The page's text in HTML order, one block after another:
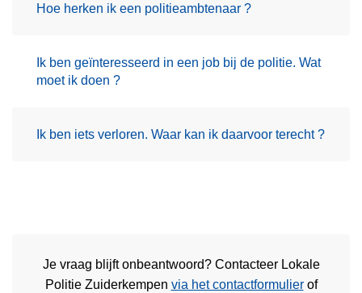
Hoe herken ik een politieambtenaar ?
Ik ben geïnteresseerd in een job bij de politie. Wat
moet ik doen ?
Ik ben iets verloren. Waar kan ik daarvoor terecht ?
Je vraag blijft onbeantwoord? Contacteer Lokale
Politie Zuiderkempen via het contactformulierof